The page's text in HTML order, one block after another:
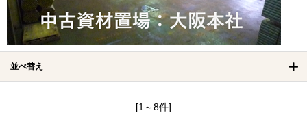
並べ替え
[1～8件]